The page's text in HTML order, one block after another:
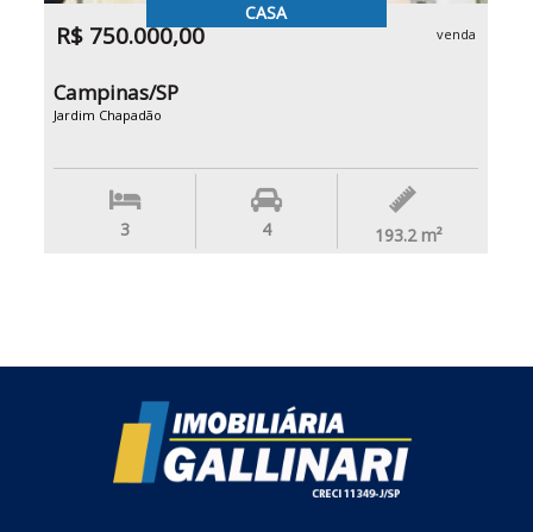
CASA
R$ 750.000,00 venda
Campinas/SP
Jardim Chapadão
3 4 193.2 m²